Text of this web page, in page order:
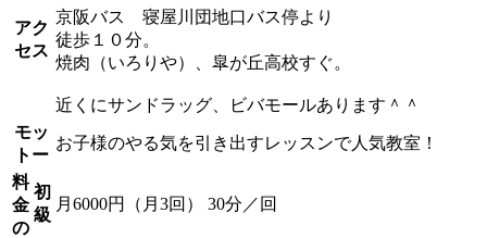
アク
セス
京阪バス 寝屋川団地口バス停より
徒歩１０分。
焼肉（いろりや）、皐が丘高校すぐ。
近くにサンドラッグ、ビバモールあります＾＾
モッ
トー
お子様のやる気を引き出すレッスンで人気教室！
料
金
の
初
級
月6000円（月3回） 30分／回